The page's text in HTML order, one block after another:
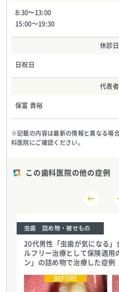
8:30～13:00
15:00～19:30
休診日
日祝日
代表者
保富 貴裕
※記載の内容は最新の情報と異なる場
科医院にご確認ください。
この歯科医院の他の症例
虫歯 詰め物・被せもの
20代男性「虫歯が気になる」
ルフリー治療として保険適用
ン」の詰め物で治療した症例